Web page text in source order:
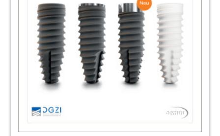
Mit dem Unnaer Forum in das neue
Jahrzehnt
Johannes Liebsch
„MasterClass Implantologie 2020“ mit Dr.
Kai Zwanzig
Redaktion
Keramikimplantate – State of the Art im
Redaktion
CAMLOG Vertriebs GmbH